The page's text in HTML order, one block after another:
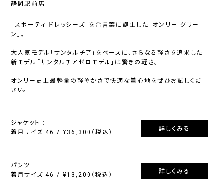
静岡駅前店
「スポーティ ドレッシーズ」を合言葉に誕生した「オンリー グリー
ン」。
大人気モデル「サンタルチア」をベースに、さらなる軽さを追求した
新モデル「サンタルチアゼロモデル」は驚きの軽さ。
オンリー史上最軽量の軽やかさで快適な着心地をぜひお試しくだ
さい。
ジャケット :
着用サイズ 46 / ¥36,300（税込）
詳しくみる
パンツ :
着用サイズ 46 / ¥13,200（税込）
詳しくみる